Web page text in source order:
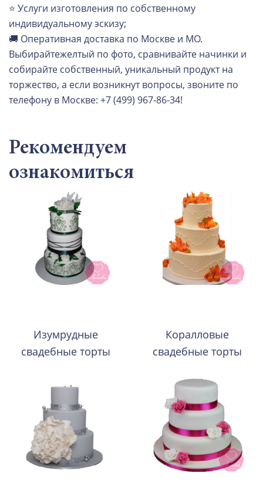
⭐ Услуги изготовления по собственному
индивидуальному эскизу;
🚚 Оперативная доставка по Москве и МО.
Выбирайтежелтый по фото, сравнивайте начинки и
собирайте собственный, уникальный продукт на
торжество, а если возникнут вопросы, звоните по
телефону в Москве: +7 (499) 967-86-34!
Рекомендуем
ознакомиться
Изумрудные
свадебные торты
Коралловые
свадебные торты